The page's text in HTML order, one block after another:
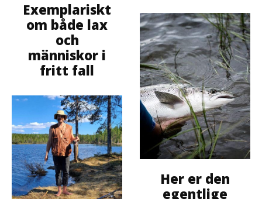
Exemplariskt
om både lax
och
människor i
fritt fall
Her er den
egentlige